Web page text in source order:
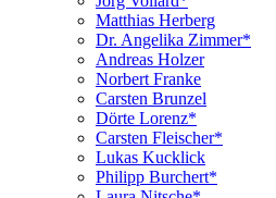
Matthias Herberg
Dr. Angelika Zimmer*
Andreas Holzer
Norbert Franke
Carsten Brunzel
Dörte Lorenz*
Carsten Fleischer*
Lukas Kucklick
Philipp Burchert*